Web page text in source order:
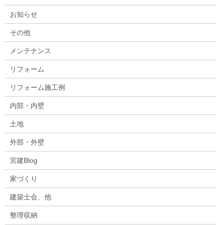
お知らせ
その他
メンテナンス
リフォーム
リフォーム施工例
内部・内壁
土地
外部・外壁
宮建Blog
家づくり
建築士会、他
整理収納